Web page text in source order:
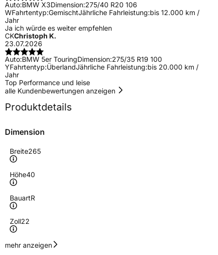
Auto:BMW X3Dimension:275/40 R20 106
WFahrtentyp:GemischtJährliche Fahrleistung:bis 12.000 km /
Jahr
Ja ich würde es weiter empfehlen
CKChristoph K.
23.07.2026
Auto:BMW 5er TouringDimension:275/35 R19 100
YFahrtentyp:ÜberlandJährliche Fahrleistung:bis 20.000 km /
Jahr
Top Performance und leise
alle Kundenbewertungen anzeigen
Produktdetails
Dimension
Breite265
Höhe40
BauartR
Zoll22
Geschwindigkeitsindex
mehr anzeigen